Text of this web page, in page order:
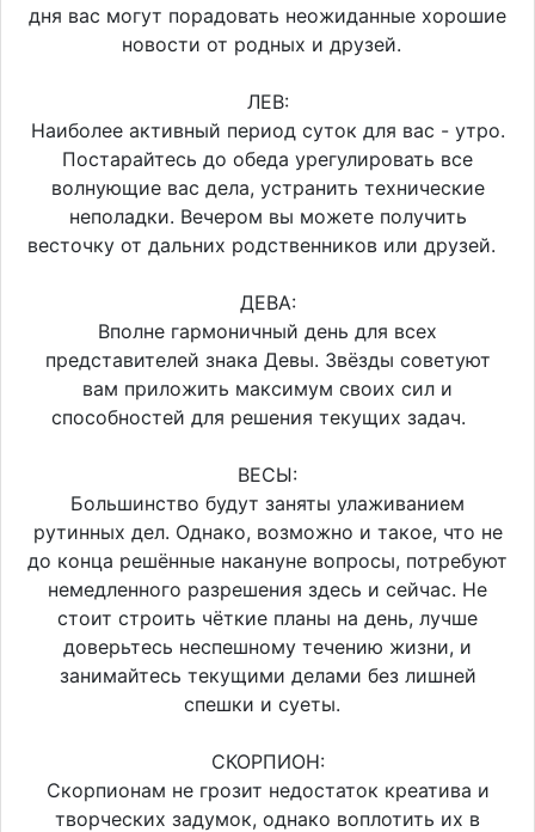
дня вас могут порадовать неожиданные хорошие
новости от родных и друзей.
ЛЕВ:
Наиболее активный период суток для вас - утро.
Постарайтесь до обеда урегулировать все
волнующие вас дела, устранить технические
неполадки. Вечером вы можете получить
весточку от дальних родственников или друзей.
ДЕВА:
Вполне гармоничный день для всех
представителей знака Девы. Звёзды советуют
вам приложить максимум своих сил и
способностей для решения текущих задач.
ВЕСЫ:
Большинство будут заняты улаживанием
рутинных дел. Однако, возможно и такое, что не
до конца решённые накануне вопросы, потребуют
немедленного разрешения здесь и сейчас. Не
стоит строить чёткие планы на день, лучше
доверьтесь неспешному течению жизни, и
занимайтесь текущими делами без лишней
спешки и суеты.
СКОРПИОН:
Скорпионам не грозит недостаток креатива и
творческих задумок, однако воплотить их в